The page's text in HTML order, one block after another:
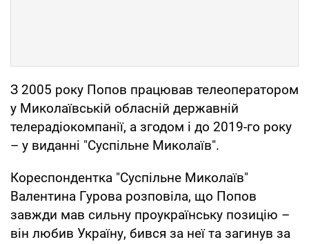
З 2005 року Попов працював телеоператором
у Миколаївській обласній державній
телерадіокомпанії, а згодом і до 2019-го року
– у виданні "Суспільне Миколаїв".
Кореспондентка "Суспільне Миколаїв"
Валентина Гурова розповіла, що Попов
завжди мав сильну проукраїнську позицію –
він любив Україну, бився за неї та загинув за